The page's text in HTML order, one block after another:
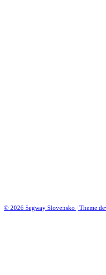
© 2026 Segway Slovensko | Theme